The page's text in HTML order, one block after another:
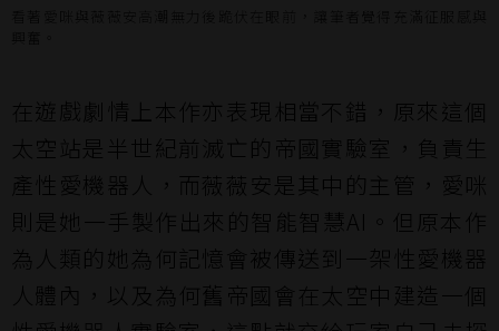
在遊戲劇情上本作亦表現相當不錯，原來這個
太空站是半世紀前滅亡的帝國實驗室，負責生
產性愛機器人，而薇薇安是其中的主管，愛咪
則是她一手製作出來的智能智慧AI。但原本作
為人類的她為何記憶會被傳送到一架性愛機器
人體內，以及為何舊帝國會在太空中建造一個